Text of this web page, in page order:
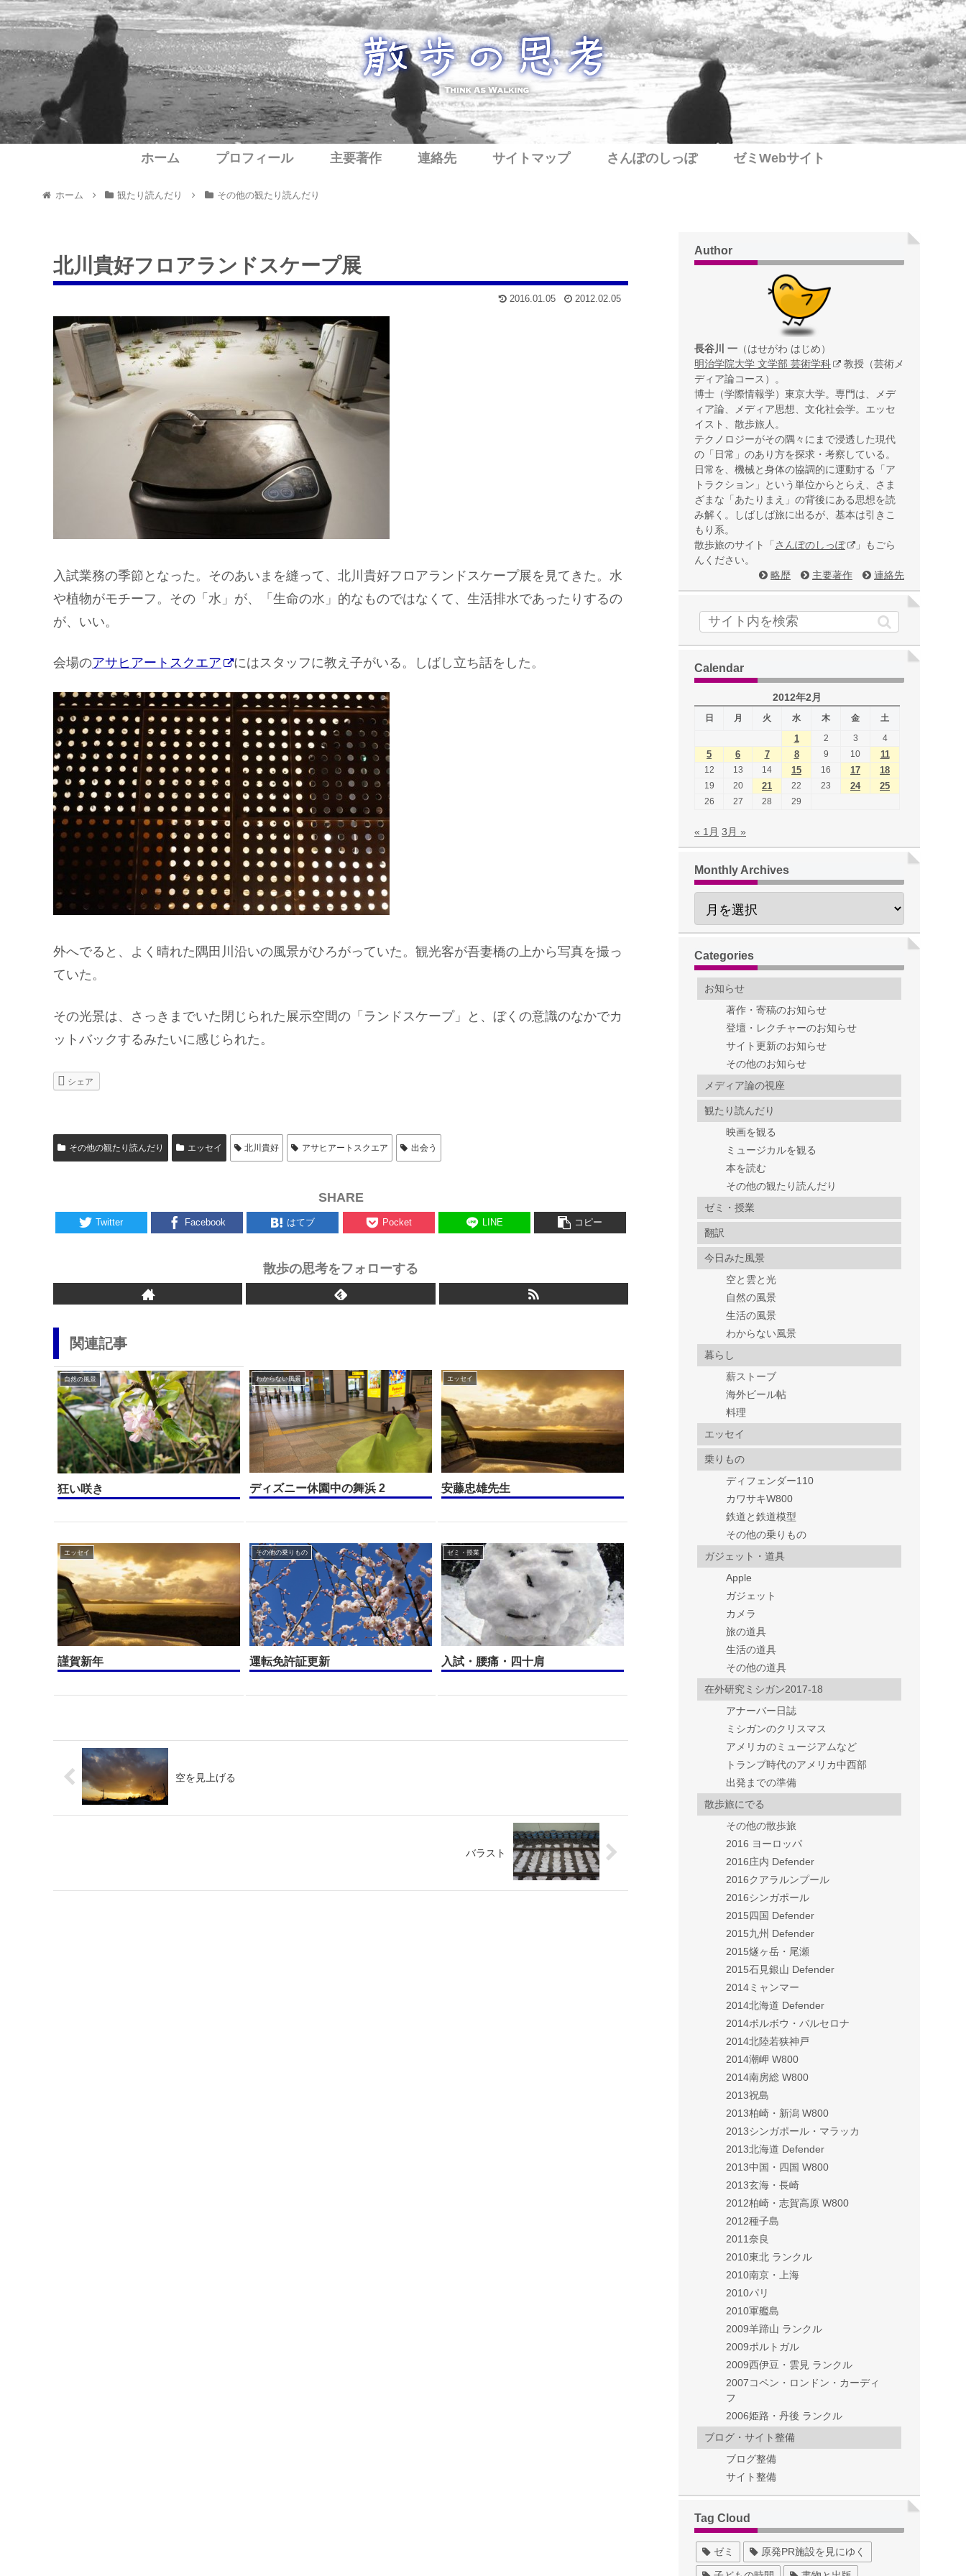
ホーム プロフィール 主要著作 連絡先 サイトマップ さんぽのしっぽ ゼミWebサイト
ホーム 観たり読んだり その他の観たり読んだり
北川貴好フロアランドスケープ展
2016.01.05 2012.02.05
入試業務の季節となった。そのあいまを縫って、北川貴好フロアランドスケープ展を見てきた。水
や植物がモチーフ。その「水」が、「生命の水」的なものではなくて、生活排水であったりするの
が、いい。
会場のアサヒアートスクエア にはスタッフに教え子がいる。しばし立ち話をした。
外へでると、よく晴れた隅田川沿いの風景がひろがっていた。観光客が吾妻橋の上から写真を撮っ
ていた。
その光景は、さっきまでいた閉じられた展示空間の「ランドスケープ」と、ぼくの意識のなかでカ
ットバックするみたいに感じられた。
シェア
その他の観たり読んだり エッセイ 北川貴好 アサヒアートスクエア 出会う
SHARE
Twitter Facebook はてブ Pocket LINE コピー
散歩の思考をフォローする
関連記事
自然の風景
狂い咲き
わからない風景
ディズニー休園中の舞浜 2
エッセイ
安藤忠雄先生
エッセイ
謹賀新年
その他の乗りもの
運転免許証更新
ゼミ・授業
入試・腰痛・四十肩
空を見上げる
バラスト
Author
長谷川 一 （はせがわ はじめ）
明治学院大学 文学部 芸術学科
教授（芸術メ
ディア論コース）。
博士（学際情報学）東京大学。専門は、メデ
ィア論、メディア思想、文化社会学。エッセ
イスト、散歩旅人。
テクノロジーがその隅々にまで浸透した現代
の「日常」のあり方を探求・考察している。
日常を、機械と身体の協調的に運動する「ア
トラクション」という単位からとらえ、さま
ざまな「あたりまえ」の背後にある思想を読
み解く。しばしば旅に出るが、基本は引きこ
もり系。
散歩旅のサイト「さんぽのしっぽ
」もごら
んください。
略歴
主要著作 連絡先
Calendar
2012年2月
日 月 火 水 木 金 土
1 2 3 4
5 6 7 8 9 10 11
12 13 14 15 16 17 18
19 20 21 22 23 24 25
26 27 28 29
« 1月 3月 »
Monthly Archives
Categories
お知らせ
著作・寄稿のお知らせ
登壇・レクチャーのお知らせ
サイト更新のお知らせ
その他のお知らせ
メディア論の視座
観たり読んだり
映画を観る
ミュージカルを観る
本を読む
その他の観たり読んだり
ゼミ・授業
翻訳
今日みた風景
空と雲と光
自然の風景
生活の風景
わからない風景
暮らし
薪ストーブ
海外ビール帖
料理
エッセイ
乗りもの
ディフェンダー110
カワサキW800
鉄道と鉄道模型
その他の乗りもの
ガジェット・道具
Apple
ガジェット
カメラ
旅の道具
生活の道具
その他の道具
在外研究ミシガン2017-18
アナーバー日誌
ミシガンのクリスマス
アメリカのミュージアムなど
トランプ時代のアメリカ中西部
出発までの準備
散歩旅にでる
その他の散歩旅
2016 ヨーロッパ
2016庄内 Defender
2016クアラルンプール
2016シンガポール
2015四国 Defender
2015九州 Defender
2015燧ヶ岳・尾瀬
2015石見銀山 Defender
2014ミャンマー
2014北海道 Defender
2014ポルボウ・バルセロナ
2014北陸若狭神戸
2014潮岬 W800
2014南房総 W800
2013祝島
2013柏崎・新潟 W800
2013シンガポール・マラッカ
2013北海道 Defender
2013中国・四国 W800
2013玄海・長崎
2012柏崎・志賀高原 W800
2012種子島
2011奈良
2010東北 ランクル
2010南京・上海
2010パリ
2010軍艦島
2009羊蹄山 ランクル
2009ポルトガル
2009西伊豆・雲見 ランクル
2007コペン・ロンドン・カーディ
フ
2006姫路・丹後 ランクル
ブログ・サイト整備
ブログ整備
サイト整備
Tag Cloud
ゼミ 原発PR施設を見にゆく